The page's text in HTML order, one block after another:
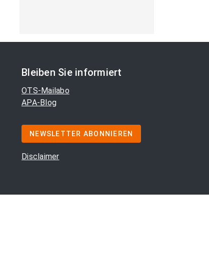
Bleiben Sie informiert
OTS-Mailabo
APA-Blog
NEWSLETTER ABONNIEREN
Disclaimer